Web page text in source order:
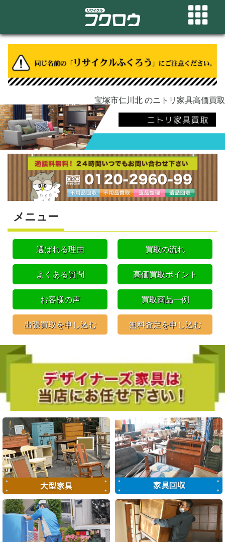
宝塚市仁川北 のニトリ家具高価買取
メニュー
選ばれる理由 買取の流れ
よくある質問 高価買取ポイント
お客様の声 買取商品一例
出張買取を申し込む 無料査定を申し込む